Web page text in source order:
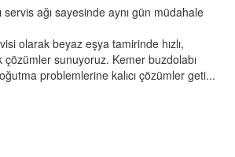
servis ağı sayesinde aynı gün müdahale
olarak beyaz eşya tamirinde hızlı,
sunuyoruz. Kemer buzdolabı
problemlerine kalıcı çözümler geti...